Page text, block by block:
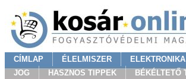
CÍMLAP ÉLELMISZER ELEKTRONIKA
JOG
HASZNOS TIPPEK
BÉKÉLTETŐ